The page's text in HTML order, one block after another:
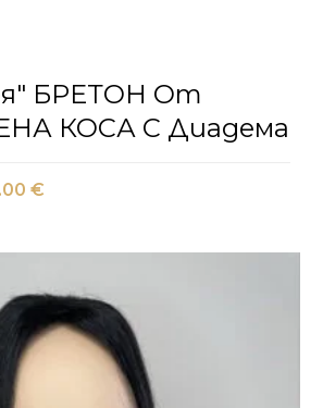
БРЕТОН От
КОСА С Диадема
€